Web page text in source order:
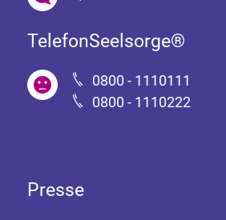
TelefonSeelsorge®
0800 - 1110111
0800 - 1110222
Presse